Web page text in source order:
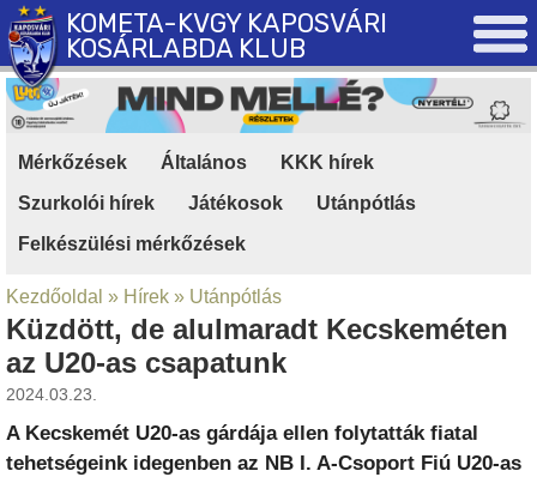
KOMETA-KVGY KAPOSVÁRI
KOSÁRLABDA KLUB
Mérkőzések Általános KKK hírek
Szurkolói hírek
Játékosok Utánpótlás
Felkészülési mérkőzések
Kezdőoldal » Hírek » Utánpótlás
Küzdött, de alulmaradt Kecskeméten
az U20-as csapatunk
2024.03.23.
A Kecskemét U20-as gárdája ellen folytatták fiatal
tehetségeink idegenben az NB I. A-Csoport Fiú U20-as